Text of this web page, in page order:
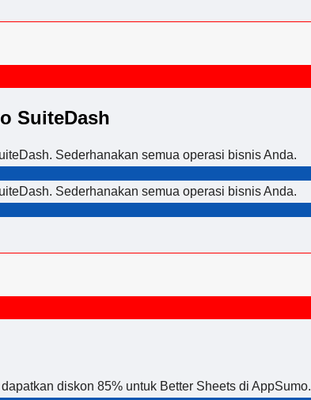
SuiteDash
Sederhanakan semua operasi bisnis Anda.
Sederhanakan semua operasi bisnis Anda.
diskon 85% untuk Better Sheets di AppSumo.